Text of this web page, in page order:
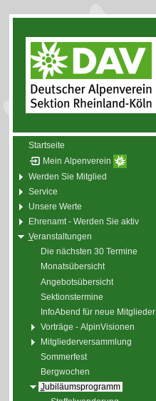
Startseite
Mein Alpenverein
Werden Sie Mitglied
Service
Unsere Werte
Ehrenamt - Werden Sie aktiv
Veranstaltungen
Die nächsten 30 Termine
Monatsübersicht
Angebotsübersicht
Sektionstermine
InfoAbend für neue Mitglieder
Vorträge - AlpinVisionen
Mitgliederversammlung
Sommerfest
Bergwochen
Jubiläumsprogramm